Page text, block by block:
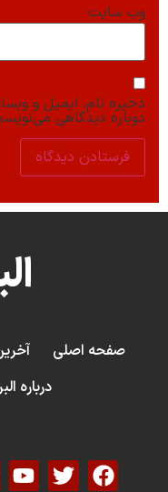
وب‌ سایت
ذخیره نام، ایمیل و
دوباره دیدگاهی
صفحه اصلی
درباره